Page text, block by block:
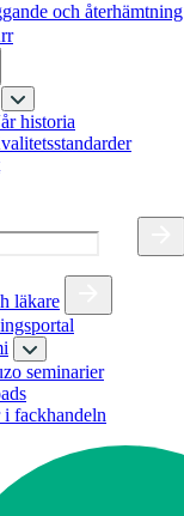
och återhämtning
historia
läkare
seminarier
fackhandeln